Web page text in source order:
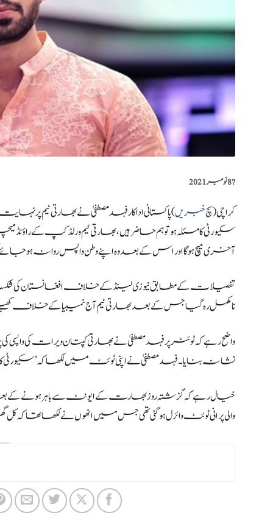
?️8 نومبر 2021
کراچی (سچ خبریں) پاکستانی اداکار فہد مصطفیٰ نے بھارتی ٹیم پر
سکیورٹی کا مسئلہ ہو تو ہم حاضر ہیں، بھارتی ٹیم ورلڈکپ کے
آخری میچ ہوگا اور اس کے بعد وہ اپنے وطن واپس روانہ
تفصیلات کے مطابق نیوزی لینڈ کے خلاف افغانستان کی
نامکمل رہ گیا جس کے بعد بھارتی ٹیم آج نمیبیا کے خلاف
واضح رہے کہ ٹوئٹر پر فہد مصطفیٰ نے بھارتی کپتان ویرات کی واپسی
نشانہ بنایا۔ فہد مصطفیٰ نے اپنی ٹوئٹ میں لکھا کہ ’سکیورٹی کا
خیال رہے کہ گزشتہ روز بھارت کے ایونٹ سے باہر ہونے کے
والی پرانی ٹوئٹ وائرل ہوگئی تھی جس میں انھوں نے لکھا تھا